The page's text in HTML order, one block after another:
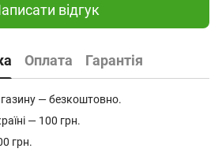
відгук
Оплата Гарантія
— безкоштовно.
— 100 грн.
грн.